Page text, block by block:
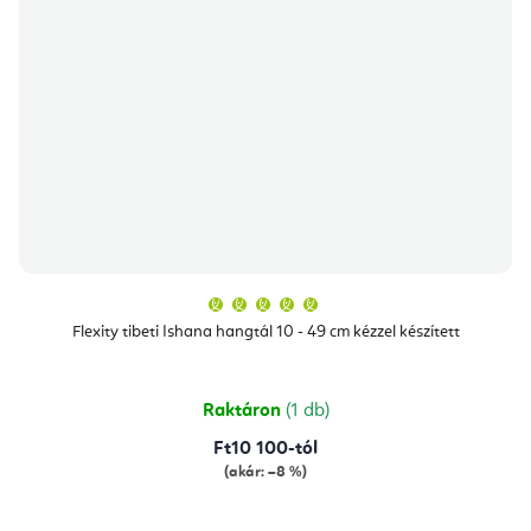
Flexity tibeti Ishana hangtál 10 - 49 cm kézzel készített
átlagos
értékelése
csillag.
Raktáron (1 db)
Ft10 100-tól
(akár: –8 %)